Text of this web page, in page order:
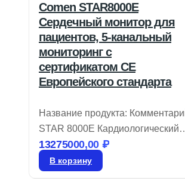
Comen STAR8000E
Сердечный монитор для
пациентов, 5-канальный
мониторинг с
сертификатом CE
Европейского стандарта
Название продукта:
STAR 8000E Кардиологический
монитор пациента Бренд: Comen
Модель: STAR8000E Монитор
13275000,00 ₽
В корзину